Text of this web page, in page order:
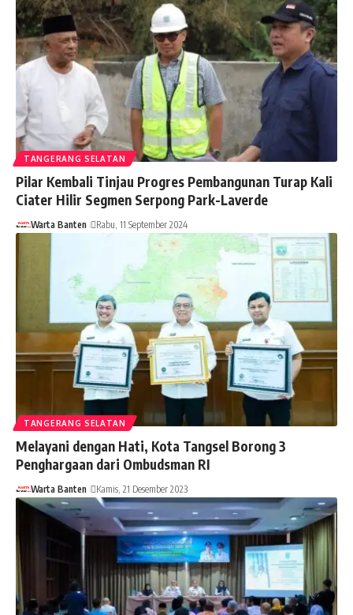
TANGERANG SELATAN
Pilar Kembali Tinjau Progres Pembangunan Turap Kali
Ciater Hilir Segmen Serpong Park-Laverde
Warta Banten Rabu, 11 September 2024
TANGERANG SELATAN
Melayani dengan Hati, Kota Tangsel Borong 3
Penghargaan dari Ombudsman RI
Warta Banten Kamis, 21 Desember 2023